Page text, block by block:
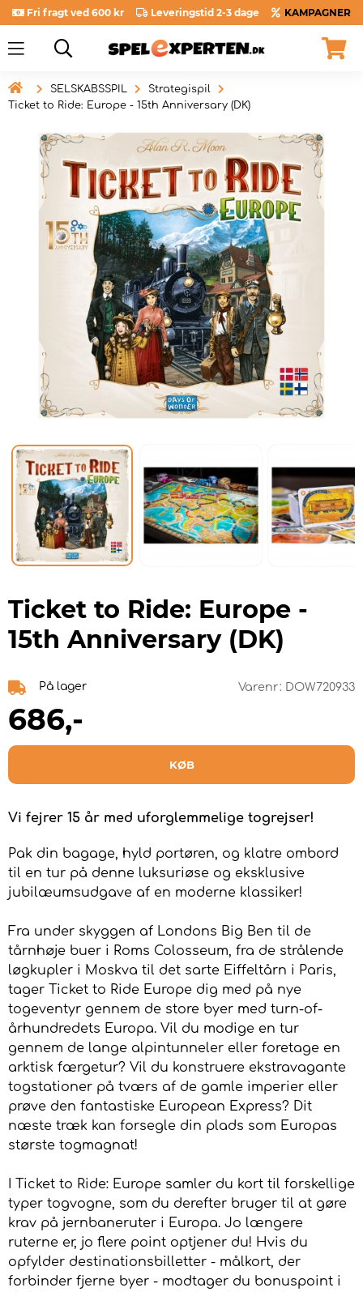
Fri fragt ved 600 kr Leveringstid 2-3 dage KAMPAGNER
 SELSKABSSPIL
Strategispil
Ticket to Ride: Europe - 15th Anniversary (DK)
Ticket to Ride: Europe -
15th Anniversary (DK)
På lager Varenr: DOW720933
686,-
KØB
Vi fejrer 15 år med uforglemmelige togrejser!
Pak din bagage, hyld portøren, og klatre ombord
til en tur på denne luksuriøse og eksklusive
jubilæumsudgave af en moderne klassiker!
Fra under skyggen af Londons Big Ben til de
tårnhøje buer i Roms Colosseum, fra de strålende
løgkupler i Moskva til det sarte Eiffeltårn i Paris,
tager Ticket to Ride Europe dig med på nye
togeventyr gennem de store byer med turn-of-
århundredets Europa. Vil du modige en tur
gennem de lange alpintunneler eller foretage en
arktisk færgetur? Vil du konstruere ekstravagante
togstationer på tværs af de gamle imperier eller
prøve den fantastiske European Express? Dit
næste træk kan forsegle din plads som Europas
største togmagnat!
I Ticket to Ride: Europe samler du kort til forskellige
typer togvogne, som du derefter bruger til at gøre
krav på jernbaneruter i Europa. Jo længere
ruterne er, jo flere point optjener du! Hvis du
opfylder destinationsbilletter - målkort, der
forbinder fjerne byer - modtager du bonuspoint i